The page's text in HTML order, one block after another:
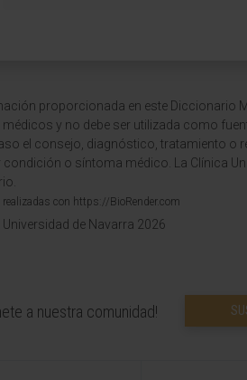
proporcionada en este Diccionario
y no debe ser utilizada como
el consejo, diagnóstico, tratamiento o
condición o síntoma médico. La Clínica
realizadas con https://BioRender.com
de Navarra 2026
a nuestra comunidad!